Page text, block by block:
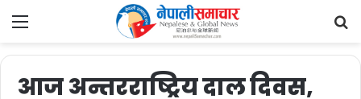
Menu
आज अन्तरराष्ट्रिय दाल दिवस,